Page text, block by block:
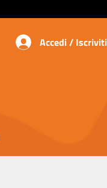
Accedi / Iscriviti